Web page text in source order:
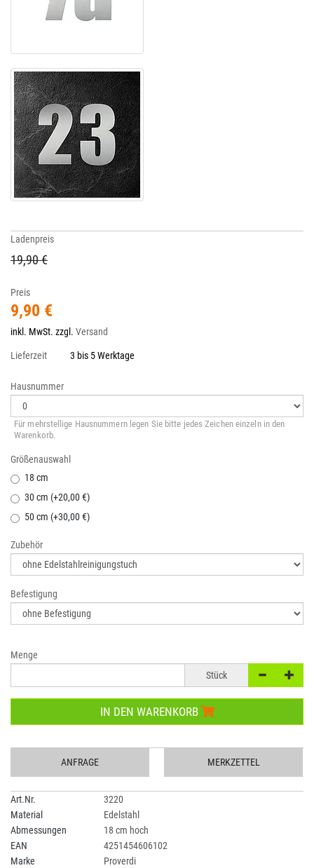
Ladenpreis
19,90 €
Preis
9,90 €
inkl. MwSt. zzgl. Versand
Lieferzeit 3 bis 5 Werktage
Hausnummer
Für mehrstellige Hausnummern legen Sie bitte jedes Zeichen einzeln in den
Warenkorb.
Größenauswahl
18 cm
30 cm (+20,00 €)
50 cm (+30,00 €)
Zubehör
Befestigung
Menge
Stück
IN DEN WARENKORB
ANFRAGE MERKZETTEL
Art.Nr.
3220
Material
Edelstahl
Abmessungen
18 cm hoch
EAN
4251454606102
Marke
Proverdi